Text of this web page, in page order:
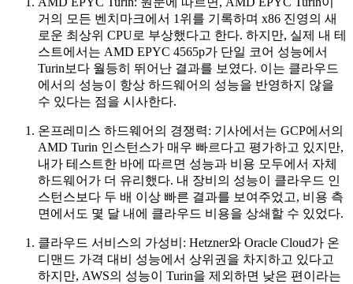
거의 모든 벤치마크에서 1위를 기록하며 x86 진영의 새
로운 최상위 CPU로 부상했다고 한다. 하지만, 실제 내 테
스트에서는 AMD EPYC 4565p가 단일 코어 성능에서
Turin보다 월등히 뛰어난 결과를 보였다. 이는 클라우드
에서의 성능이 항상 하드웨어의 성능을 반영하지 않을
수 있다는 점을 시사한다.
온프레미스 하드웨어의 경쟁력: 기사에서는 GCP에서의
AMD Turin 인스턴스가 매우 빠르다고 평가하고 있지만,
내가 테스트한 바에 따르면 성능과 비용 모두에서 자체
하드웨어가 더 유리했다. 내 장비의 성능이 클라우드 인
스턴스보다 두 배 이상 빠른 결과를 보여주었고, 비용 측
면에서도 몇 달 내에 클라우드 비용을 상쇄할 수 있었다.
클라우드 서비스의 가성비: Hetzner와 Oracle Cloud가 온
디맨드 가격 대비 성능에서 상위권을 차지하고 있다고
하지만, AWS의 성능이 Turin을 제외하면 낮은 편이라는